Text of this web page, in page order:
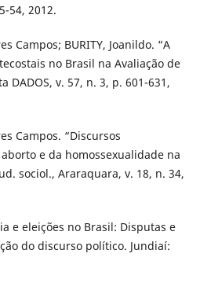
54, 2012.
Campos; BURITY, Joanildo. “A
no Brasil na Avaliação de
DADOS, v. 57, n. 3, p. 601-631,
Campos. “Discursos
e da homossexualidade na
sociol., Araraquara, v. 18, n. 34,
e eleições no Brasil: Disputas e
do discurso político. Jundiaí: